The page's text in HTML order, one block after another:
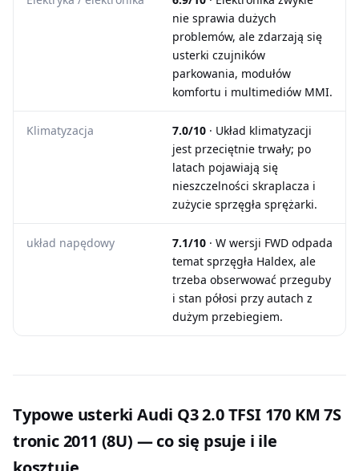
nie sprawia dużych
problemów, ale zdarzają się
usterki czujników
parkowania, modułów
komfortu i multimediów MMI.
Klimatyzacja 7.0/10 · Układ klimatyzacji
jest przeciętnie trwały; po
latach pojawiają się
nieszczelności skraplacza i
zużycie sprzęgła sprężarki.
układ napędowy 7.1/10 · W wersji FWD odpada
temat sprzęgła Haldex, ale
trzeba obserwować przeguby
i stan półosi przy autach z
dużym przebiegiem.
Typowe usterki Audi Q3 2.0 TFSI 170 KM 7S
tronic 2011 (8U) — co się psuje i ile